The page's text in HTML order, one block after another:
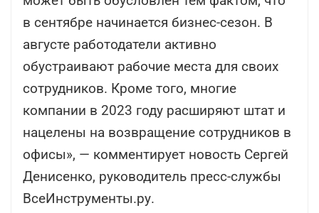
в сентябре начинается бизнес-сезон. В
августе работодатели активно
обустраивают рабочие места для своих
сотрудников. Кроме того, многие
компании в 2023 году расширяют штат и
нацелены на возвращение сотрудников в
офисы», — комментирует новость Сергей
Денисенко, руководитель пресс-службы
ВсеИнструменты.ру.